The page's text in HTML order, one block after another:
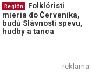
Región
Folklóristi
mieria do Červeníka,
budú Slávností spevu,
hudby a tanca
reklama